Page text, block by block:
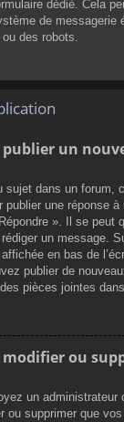
dédié. Cela
de messagerie
des robots.
un
sujet dans un forum,
une réponse à
». Il se peut
un message.
en bas de
publier de
pièces jointes
ou
un administrateur
ou supprimer que